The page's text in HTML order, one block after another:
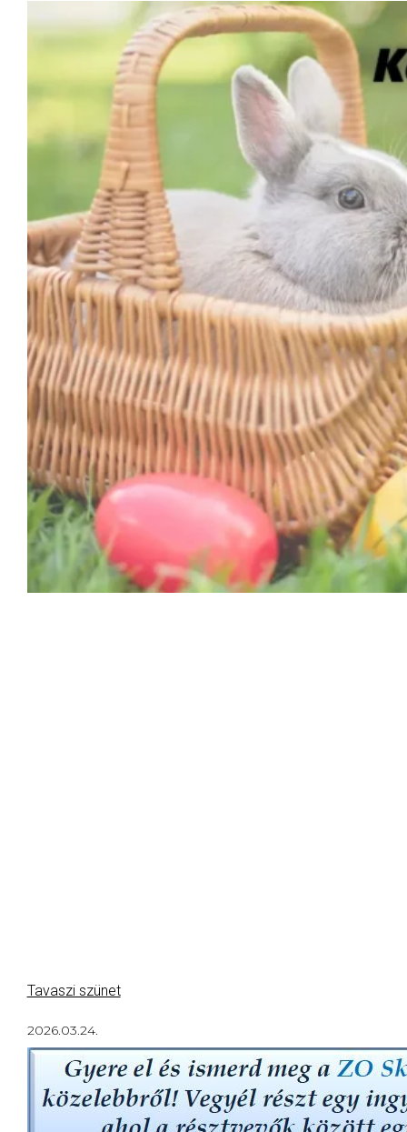
Tavaszi szünet
2026.03.24.